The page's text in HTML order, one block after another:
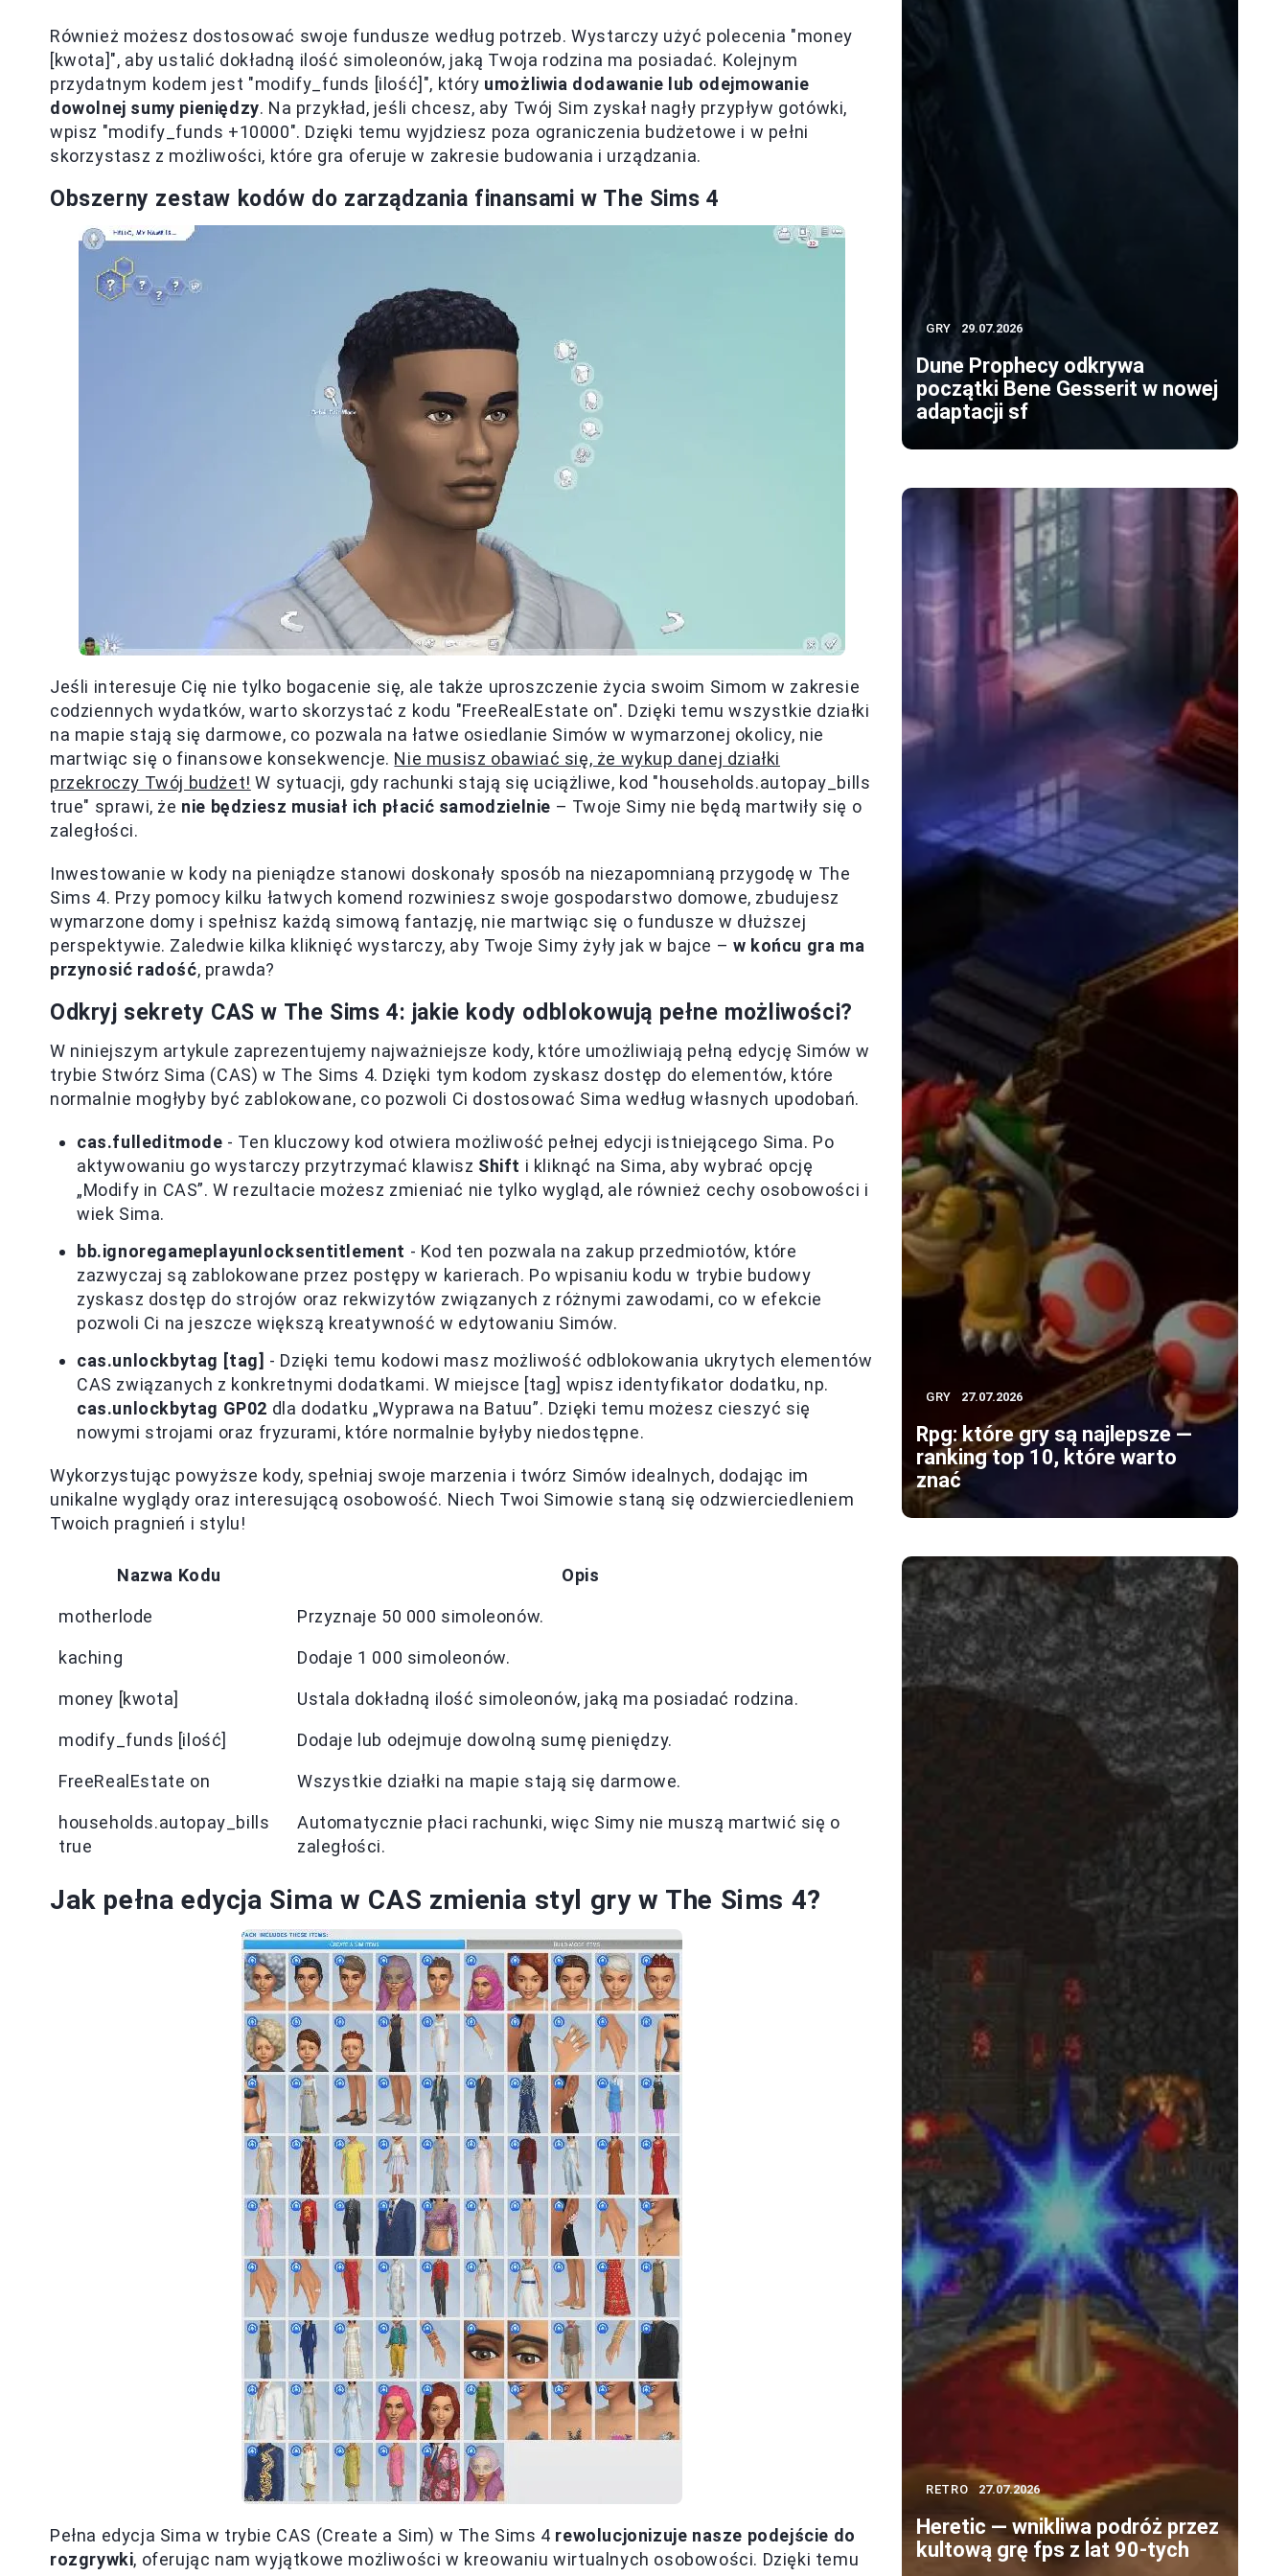
Również możesz dostosować swoje fundusze według potrzeb. Wystarczy użyć polecenia "money
[kwota]", aby ustalić dokładną ilość simoleonów, jaką Twoja rodzina ma posiadać. Kolejnym
przydatnym kodem jest "modify_funds [ilość]", który umożliwia dodawanie lub odejmowanie
dowolnej sumy pieniędzy. Na przykład, jeśli chcesz, aby Twój Sim zyskał nagły przypływ gotówki,
wpisz "modify_funds +10000". Dzięki temu wyjdziesz poza ograniczenia budżetowe i w pełni
skorzystasz z możliwości, które gra oferuje w zakresie budowania i urządzania.
Obszerny zestaw kodów do zarządzania finansami w The Sims 4
Jeśli interesuje Cię nie tylko bogacenie się, ale także uproszczenie życia swoim Simom w zakresie
codziennych wydatków, warto skorzystać z kodu "FreeRealEstate on". Dzięki temu wszystkie działki
na mapie stają się darmowe, co pozwala na łatwe osiedlanie Simów w wymarzonej okolicy, nie
martwiąc się o finansowe konsekwencje. Nie musisz obawiać się, że wykup danej działki
przekroczy Twój budżet! W sytuacji, gdy rachunki stają się uciążliwe, kod "households.autopay_bills
true" sprawi, że nie będziesz musiał ich płacić samodzielnie – Twoje Simy nie będą martwiły się o
zaległości.
Inwestowanie w kody na pieniądze stanowi doskonały sposób na niezapomnianą przygodę w The
Sims 4. Przy pomocy kilku łatwych komend rozwiniesz swoje gospodarstwo domowe, zbudujesz
wymarzone domy i spełnisz każdą simową fantazję, nie martwiąc się o fundusze w dłuższej
perspektywie. Zaledwie kilka kliknięć wystarczy, aby Twoje Simy żyły jak w bajce – w końcu gra ma
przynosić radość, prawda?
Odkryj sekrety CAS w The Sims 4: jakie kody odblokowują pełne możliwości?
W niniejszym artykule zaprezentujemy najważniejsze kody, które umożliwiają pełną edycję Simów w
trybie Stwórz Sima (CAS) w The Sims 4. Dzięki tym kodom zyskasz dostęp do elementów, które
normalnie mogłyby być zablokowane, co pozwoli Ci dostosować Sima według własnych upodobań.
cas.fulleditmode - Ten kluczowy kod otwiera możliwość pełnej edycji istniejącego Sima. Po
aktywowaniu go wystarczy przytrzymać klawisz Shift i kliknąć na Sima, aby wybrać opcję
„Modify in CAS”. W rezultacie możesz zmieniać nie tylko wygląd, ale również cechy osobowości i
wiek Sima.
bb.ignoregameplayunlocksentitlement - Kod ten pozwala na zakup przedmiotów, które
zazwyczaj są zablokowane przez postępy w karierach. Po wpisaniu kodu w trybie budowy
zyskasz dostęp do strojów oraz rekwizytów związanych z różnymi zawodami, co w efekcie
pozwoli Ci na jeszcze większą kreatywność w edytowaniu Simów.
cas.unlockbytag [tag] - Dzięki temu kodowi masz możliwość odblokowania ukrytych elementów
CAS związanych z konkretnymi dodatkami. W miejsce [tag] wpisz identyfikator dodatku, np.
cas.unlockbytag GP02 dla dodatku „Wyprawa na Batuu”. Dzięki temu możesz cieszyć się
nowymi strojami oraz fryzurami, które normalnie byłyby niedostępne.
Wykorzystując powyższe kody, spełniaj swoje marzenia i twórz Simów idealnych, dodając im
unikalne wyglądy oraz interesującą osobowość. Niech Twoi Simowie staną się odzwierciedleniem
Twoich pragnień i stylu!
Nazwa Kodu Opis
motherlode Przyznaje 50 000 simoleonów.
kaching Dodaje 1 000 simoleonów.
money [kwota] Ustala dokładną ilość simoleonów, jaką ma posiadać rodzina.
modify_funds [ilość] Dodaje lub odejmuje dowolną sumę pieniędzy.
FreeRealEstate on Wszystkie działki na mapie stają się darmowe.
households.autopay_bills
true
Automatycznie płaci rachunki, więc Simy nie muszą martwić się o
zaległości.
Jak pełna edycja Sima w CAS zmienia styl gry w The Sims 4?
Pełna edycja Sima w trybie CAS (Create a Sim) w The Sims 4 rewolucjonizuje nasze podejście do
rozgrywki, oferując nam wyjątkowe możliwości w kreowaniu wirtualnych osobowości. Dzięki temu
GRY 29.07.2026
Dune Prophecy odkrywa
początki Bene Gesserit w nowej
adaptacji sf
GRY 27.07.2026
Rpg: które gry są najlepsze —
ranking top 10, które warto
znać
RETRO 27.07.2026
Heretic — wnikliwa podróż przez
kultową grę fps z lat 90-tych